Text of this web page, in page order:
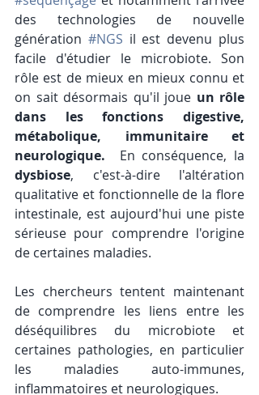
des technologies de nouvelle
génération #NGS il est devenu plus
facile d'étudier le microbiote. Son
rôle est de mieux en mieux connu et
on sait désormais qu'il joue un rôle
dans les fonctions digestive,
métabolique, immunitaire et
neurologique.
dysbiose, c'est-à-dire l'altération
qualitative et fonctionnelle de la flore
intestinale, est aujourd'hui une piste
sérieuse pour comprendre l'origine
de certaines maladies.
Les chercheurs tentent maintenant
de comprendre les liens entre les
déséquilibres du microbiote et
certaines pathologies, en particulier
les maladies auto-immunes,
inflammatoires et neurologiques.